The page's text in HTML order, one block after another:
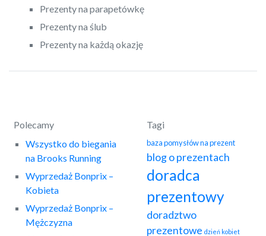
Prezenty na parapetówkę
Prezenty na ślub
Prezenty na każdą okazję
Polecamy
Wszystko do biegania
na Brooks Running
Wyprzedaż Bonprix –
Kobieta
Wyprzedaż Bonprix –
Mężczyzna
Tagi
baza pomysłów na prezent
blog o prezentach
doradca
prezentowy
doradztwo
prezentowe dzień kobiet